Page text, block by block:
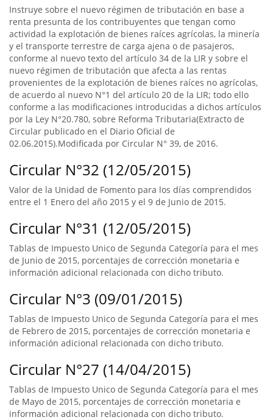
Instruye sobre el nuevo régimen de tributación en base a
renta presunta de los contribuyentes que tengan como
actividad la explotación de bienes raíces agrícolas, la minería
y el transporte terrestre de carga ajena o de pasajeros,
conforme al nuevo texto del artículo 34 de la LIR y sobre el
nuevo régimen de tributación que afecta a las rentas
provenientes de la explotación de bienes raíces no agrícolas,
de acuerdo al nuevo N°1 del artículo 20 de la LIR; todo ello
conforme a las modificaciones introducidas a dichos artículos
por la Ley N°20.780, sobre Reforma Tributaria(Extracto de
Circular publicado en el Diario Oficial de
02.06.2015).Modificada por Circular N° 39, de 2016.
Circular N°32 (12/05/2015)
Valor de la Unidad de Fomento para los días comprendidos
entre el 1 Enero del año 2015 y el 9 de Junio de 2015.
Circular N°31 (12/05/2015)
Tablas de Impuesto Unico de Segunda Categoría para el mes
de Junio de 2015, porcentajes de corrección monetaria e
información adicional relacionada con dicho tributo.
Circular N°3 (09/01/2015)
Tablas de Impuesto Unico de Segunda Categoría para el mes
de Febrero de 2015, porcentajes de corrección monetaria e
información adicional relacionada con dicho tributo.
Circular N°27 (14/04/2015)
Tablas de Impuesto Unico de Segunda Categoría para el mes
de Mayo de 2015, porcentajes de corrección monetaria e
información adicional relacionada con dicho tributo.